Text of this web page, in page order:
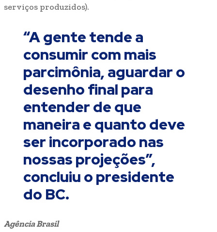
serviços produzidos).
“A gente tende a
consumir com mais
parcimônia, aguardar o
desenho final para
entender de que
maneira e quanto deve
ser incorporado nas
nossas projeções”,
concluiu o presidente
do BC.
Agência Brasil